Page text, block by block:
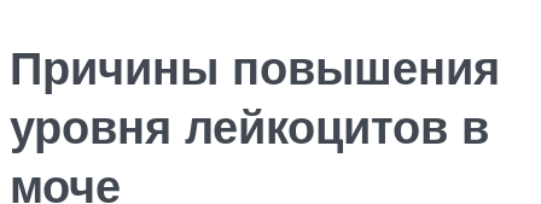
Причины повышения
уровня лейкоцитов в
моче